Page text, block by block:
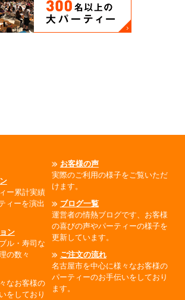
ー累計実績
ィーを演出
ン
ル・寿司な
の数々
なお客様の
をしており
お客様の声
実際のご利用の様子をご覧いただ
けます。
ブログ一覧
運営者の情熱ブログです、お客様
の喜びの声やパーティーの様子を
更新しています。
ご注文の流れ
名古屋市を中心に様々なお客様の
パーティーのお手伝いをしており
ます。